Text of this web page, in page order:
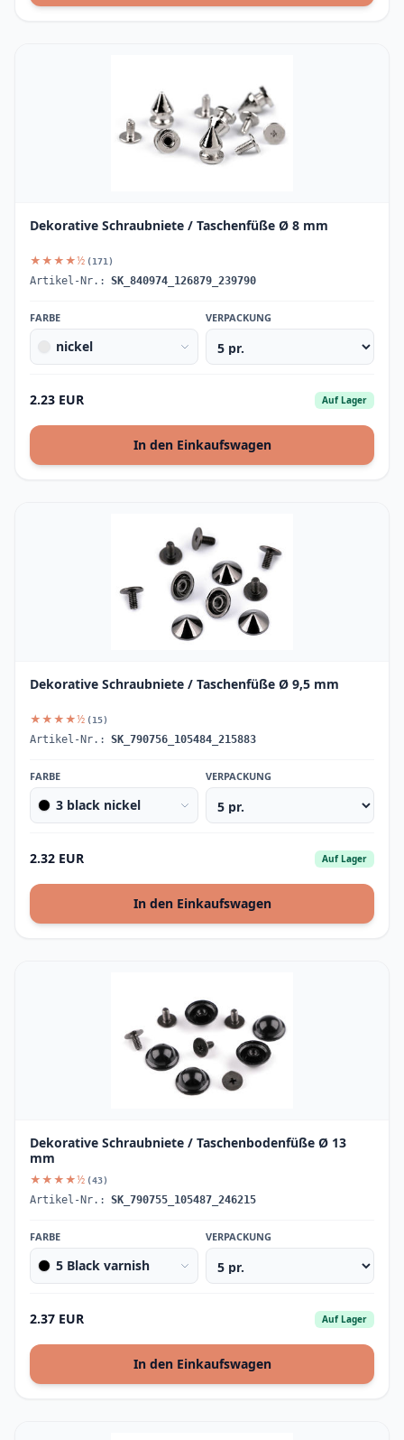
Dekorative Schraubniete / Taschenfüße Ø 8 mm
★★★★½ (171)
Artikel-Nr.: SK_840974_126879_239790
FARBE
nickel
VERPACKUNG
2.23 EUR Auf Lager
In den Einkaufswagen
Dekorative Schraubniete / Taschenfüße Ø 9,5 mm
★★★★½ (15)
Artikel-Nr.: SK_790756_105484_215883
FARBE
3 black nickel
VERPACKUNG
2.32 EUR Auf Lager
In den Einkaufswagen
Dekorative Schraubniete / Taschenbodenfüße Ø 13
mm
★★★★½ (43)
Artikel-Nr.: SK_790755_105487_246215
FARBE
5 Black varnish
VERPACKUNG
2.37 EUR Auf Lager
In den Einkaufswagen